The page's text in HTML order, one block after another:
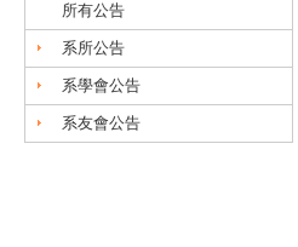
所有公告
系所公告
系學會公告
系友會公告